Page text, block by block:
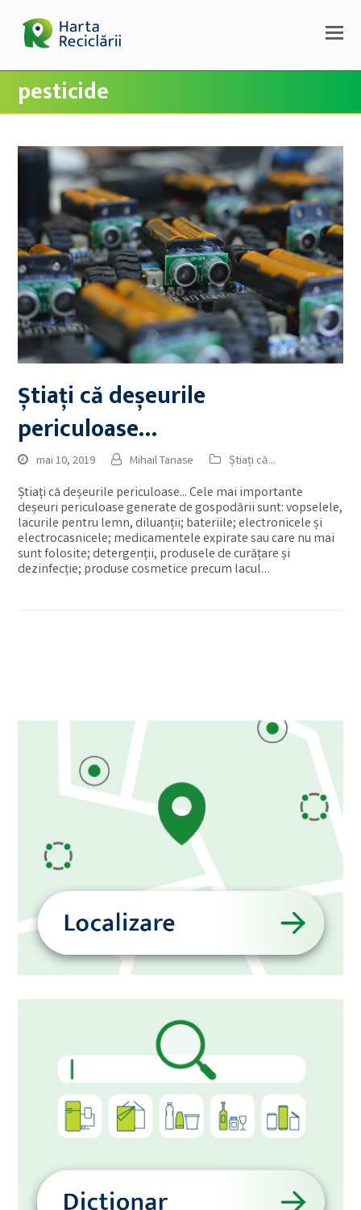
pesticide
Știați că deșeurile
periculoase…
mai 10, 2019 Mihail Tanase Știați că...
Știați că deșeurile periculoase... Cele mai importante
deșeuri periculoase generate de gospodării sunt: vopselele,
lacurile pentru lemn, diluanții; bateriile; electronicele și
electrocasnicele; medicamentele expirate sau care nu mai
sunt folosite; detergenții, produsele de curățare și
dezinfecție; produse cosmetice precum lacul…